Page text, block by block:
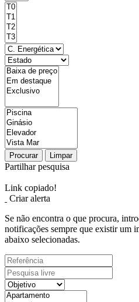
Procurar Limpar
Partilhar pesquisa
Link copiado!
Criar alerta
Se não encontra o que procura,
notificações sempre que existir um
abaixo selecionadas.